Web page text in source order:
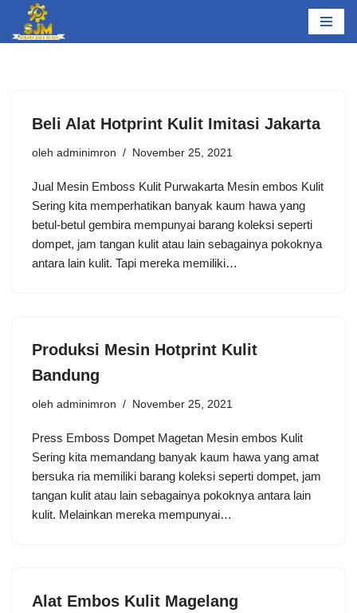
Lompat
Beli Alat Hotprint Kulit Imitasi Jakarta
oleh adminimron November 25, 2021
Jual Mesin Emboss Kulit Purwakarta Mesin embos Kulit
Sering kita memperhatikan banyak kaum hawa yang
betul-betul gembira mempunyai barang koleksi seperti
dompet, jam tangan kulit atau lain sebagainya pokoknya
antara lain kulit. Tapi mereka memiliki…
Produksi Mesin Hotprint Kulit
Bandung
oleh adminimron November 25, 2021
Press Emboss Dompet Magetan Mesin embos Kulit
Sering kita memandang banyak kaum hawa yang amat
bersuka ria memiliki barang koleksi seperti dompet, jam
tangan kulit atau lain sebagainya pokoknya antara lain
kulit. Melainkan mereka mempunyai…
Alat Embos Kulit Magelang